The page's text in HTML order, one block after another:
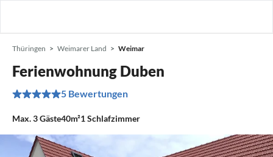
Thüringen Weimarer Land Weimar
Ferienwohnung Duben
5 Bewertungen
Max.3Gäste40m²1Schlafzimmer